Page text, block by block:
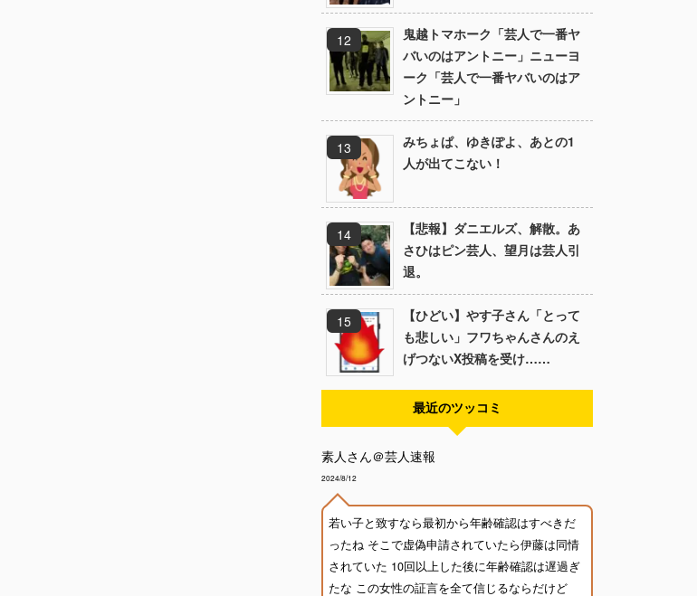
鬼越トマホーク「芸人で一番ヤ
バいのはアントニー」ニューヨ
ーク「芸人で一番ヤバいのはア
ントニー」
みちょぱ、ゆきぽよ、あとの1
人が出てこない！
【悲報】ダニエルズ、解散。あ
さひはピン芸人、望月は芸人引
退。
【ひどい】やす子さん「とって
も悲しい」フワちゃんさんのえ
げつないX投稿を受け……
最近のツッコミ
素人さん＠芸人速報
2024/8/12
若い子と致すなら最初から年齢確認はすべきだ
ったね そこで虚偽申請されていたら伊藤は同情
されていた 10回以上した後に年齢確認は遅過ぎ
たな この女性の証言を全て信じるならだけど